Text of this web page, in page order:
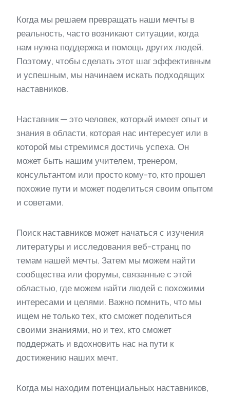
Когда мы решаем превращать наши мечты в
реальность, часто возникают ситуации, когда
нам нужна поддержка и помощь других людей.
Поэтому, чтобы сделать этот шаг эффективным
и успешным, мы начинаем искать подходящих
наставников.
Наставник — это человек, который имеет опыт и
знания в области, которая нас интересует или в
которой мы стремимся достичь успеха. Он
может быть нашим учителем, тренером,
консультантом или просто кому-то, кто прошел
похожие пути и может поделиться своим опытом
и советами.
Поиск наставников может начаться с изучения
литературы и исследования веб-странц по
темам нашей мечты. Затем мы можем найти
сообщества или форумы, связанные с этой
областью, где можем найти людей с похожими
интересами и целями. Важно помнить, что мы
ищем не только тех, кто сможет поделиться
своими знаниями, но и тех, кто сможет
поддержать и вдохновить нас на пути к
достижению наших мечт.
Когда мы находим потенциальных наставников,